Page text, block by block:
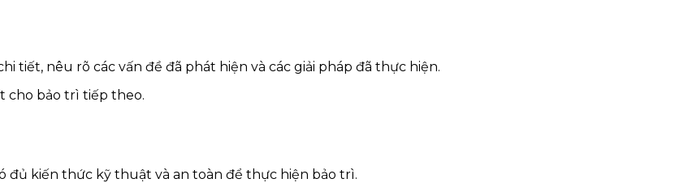
tiết, nêu rõ các vấn đề đã phát hiện và các giải pháp đã thực hiện.
cho bảo trì tiếp theo.
đủ kiến thức kỹ thuật và an toàn để thực hiện bảo trì.